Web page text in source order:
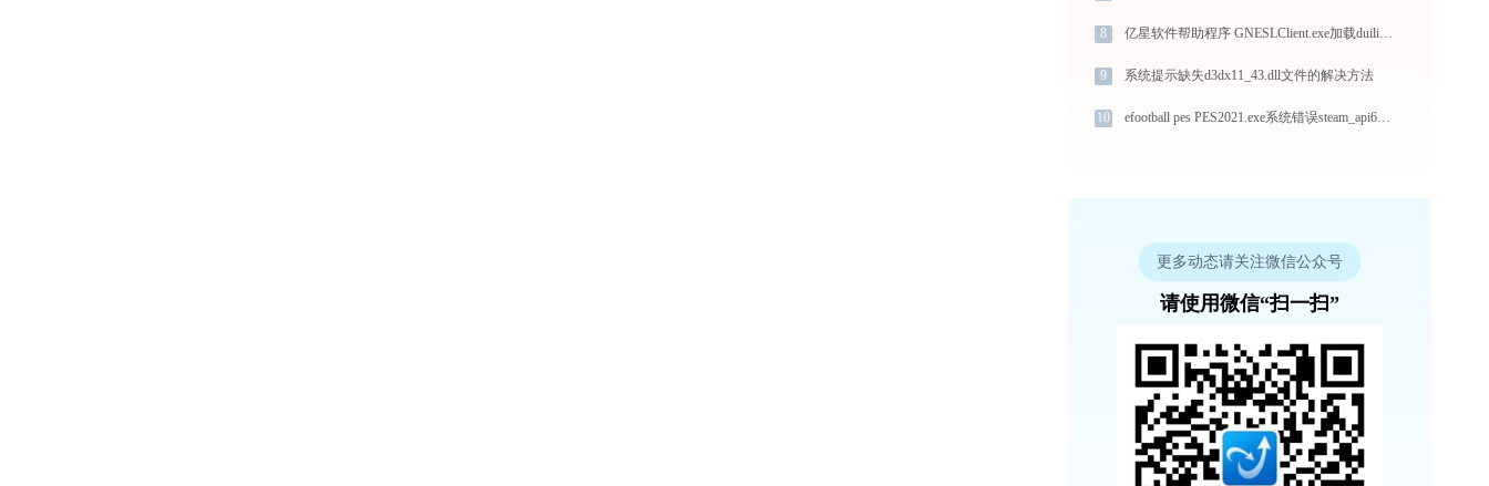
8 亿星软件帮助程序 GNESLClient.exe加载duilib.dll文件丢失处理办法
9 系统提示缺失d3dx11_43.dll文件的解决方法
10 efootball pes PES2021.exe系统错误steam_api64.dll丢失如何解决
更多动态请关注微信公众号
请使用微信“扫一扫”